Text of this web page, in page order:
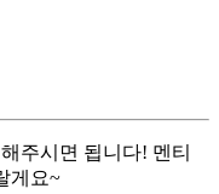
주시면 됩니다! 멘티
게요~